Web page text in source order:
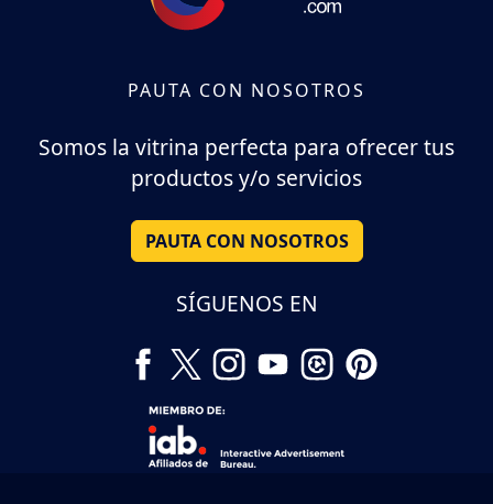
PAUTA CON NOSOTROS
Somos la vitrina perfecta para ofrecer tus
productos y/o servicios
PAUTA CON NOSOTROS
SÍGUENOS EN